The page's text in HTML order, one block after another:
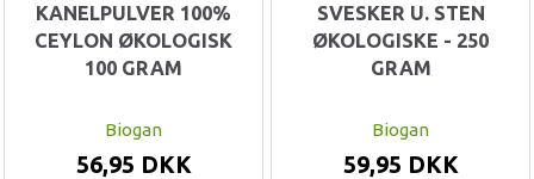
KANELPULVER 100%
CEYLON ØKOLOGISK
100 GRAM
Biogan
56,95 DKK
SVESKER U. STEN
ØKOLOGISKE - 250
GRAM
Biogan
59,95 DKK